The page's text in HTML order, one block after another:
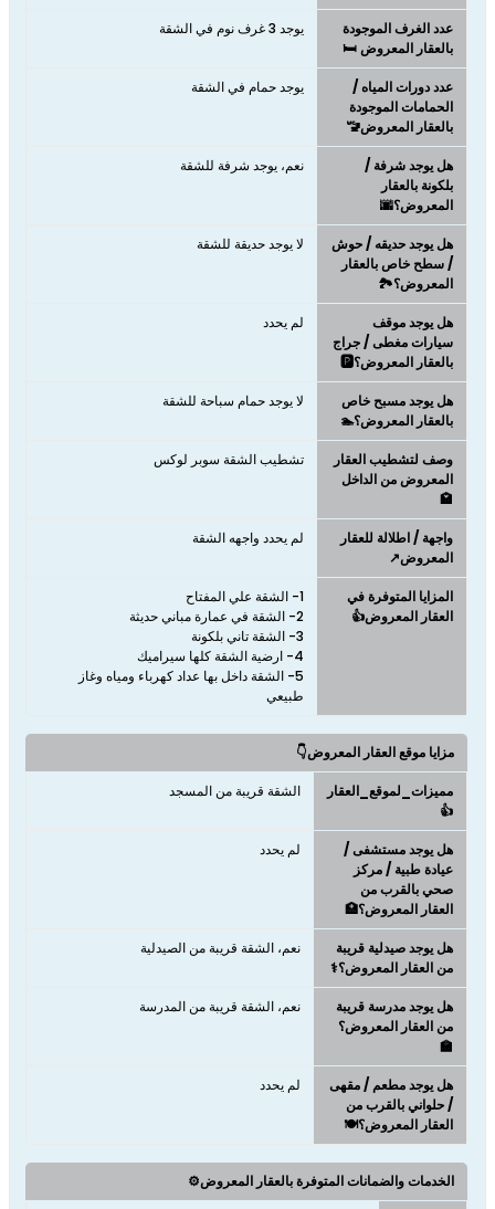
عدد الغرف الموجودة
بالعقار المعروض 🛏️
يوجد 3 غرف نوم في الشقة
عدد دورات المياه /
الحمامات الموجودة
بالعقار المعروض🚾
يوجد حمام في الشقة
هل يوجد شرفة /
بلكونة بالعقار
المعروض؟🌆
نعم، يوجد شرفة للشقة
هل يوجد حديقه / حوش
/ سطح خاص بالعقار
المعروض؟🏞️
لا يوجد حديقة للشقة
هل يوجد موقف
سيارات مغطى / جراج
بالعقار المعروض؟🅿️
لم يحدد
هل يوجد مسبح خاص
بالعقار المعروض؟🏊
لا يوجد حمام سباحة للشقة
وصف لتشطيب العقار
المعروض من الداخل
🏩
تشطيب الشقة سوبر لوكس
واجهة / اطلالة للعقار
المعروض↗️
لم يحدد واجهه الشقة
المزايا المتوفرة في
العقار المعروض👍
5- الشقة داخل بها عداد كهرباء ومياه وغاز
طبيعي
مزايا موقع العقار المعروض👇
مميزات_لموقع_العقار
👍
الشقة قريبة من المسجد
هل يوجد مستشفى /
عيادة طبية / مركز
صحي بالقرب من
العقار المعروض؟🏥
لم يحدد
هل يوجد صيدلية قريبة
من العقار المعروض؟⚕️
نعم، الشقة قريبة من الصيدلية
هل يوجد مدرسة قريبة
من العقار المعروض؟
🏫
نعم، الشقة قريبة من المدرسة
هل يوجد مطعم / مقهى
/ حلواني بالقرب من
العقار المعروض؟🍽️
لم يحدد
الخدمات والضمانات المتوفرة بالعقار المعروض⚙️